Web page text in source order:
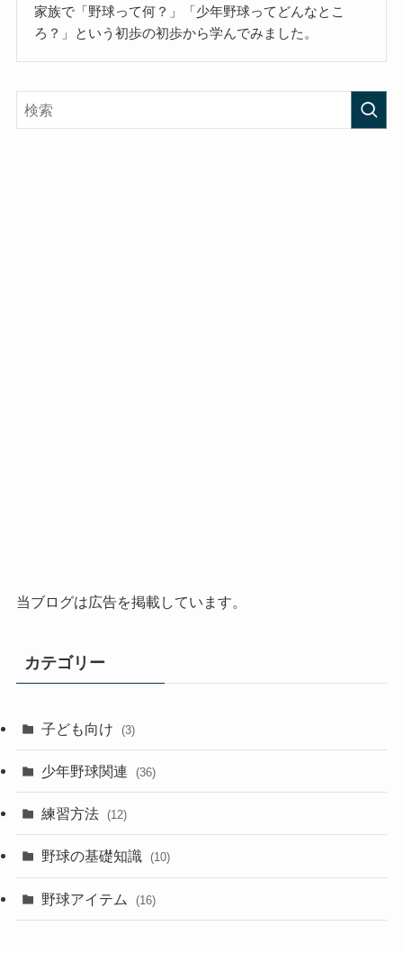
家族で「野球って何？」「少年野球ってどんなとこ
ろ？」という初歩の初歩から学んでみました。
当ブログは広告を掲載しています。
カテゴリー
子ども向け (3)
少年野球関連 (36)
練習方法 (12)
野球の基礎知識 (10)
野球アイテム (16)